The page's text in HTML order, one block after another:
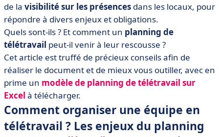
de la visibilité sur les présences dans les locaux, pour
répondre à divers enjeux et obligations.
Quels sont-ils ? Et comment un planning de
télétravail peut-il venir à leur rescousse ?
Cet article est truffé de précieux conseils afin de
réaliser le document et de mieux vous outiller, avec en
prime un modèle de planning de télétravail sur
Excel à télécharger.
Comment organiser une équipe en
télétravail ? Les enjeux du planning